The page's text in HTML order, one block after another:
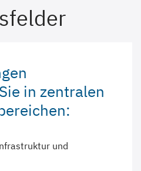
in zentralen
und